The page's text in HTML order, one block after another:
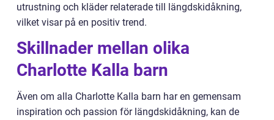
utrustning och kläder relaterade till längdskidåkning,
vilket visar på en positiv trend.
Skillnader mellan olika
Charlotte Kalla barn
Även om alla Charlotte Kalla barn har en gemensam
inspiration och passion för längdskidåkning, kan de